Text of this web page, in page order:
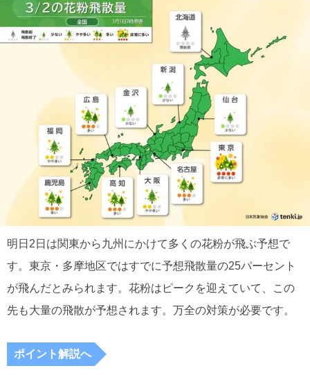
明日2日は関東から九州にかけて多くの花粉が飛ぶ予想で
す。東京・多摩地区ではすでに予想飛散量の25パーセント
が飛んだとみられます。花粉はピークを迎えていて、この
先も大量の飛散が予想されます。万全の対策が必要です。
ポイント解説へ